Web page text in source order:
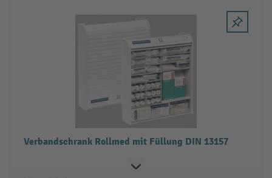
Verbandschrank Rollmed mit Füllung DIN 13157